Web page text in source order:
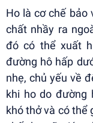
Ho là cơ chế bảo
chất nhầy ra
đó có thể xuất
đường hô hấp
nhẹ, chủ yếu về
khi ho do đường
khó thở và có thể